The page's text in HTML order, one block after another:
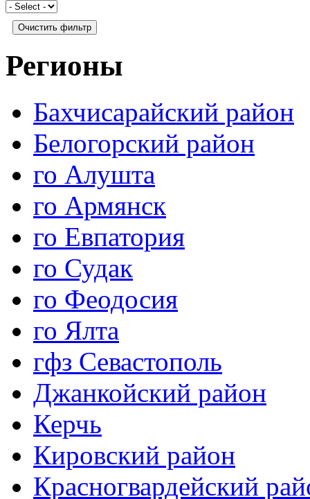
Регионы
Бахчисарайский район
Белогорский район
го Алушта
го Армянск
го Евпатория
го Судак
го Феодосия
го Ялта
гфз Севастополь
Джанкойский район
Керчь
Кировский район
Красногвардейский